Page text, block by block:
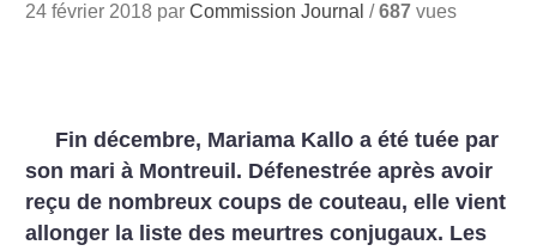
24 février 2018 parCommission Journal /687 vues
Fin décembre, Mariama Kallo a été tuée par
son mari à Montreuil. Défenestrée après avoir
reçu de nombreux coups de couteau, elle vient
allonger la liste des meurtres conjugaux. Les